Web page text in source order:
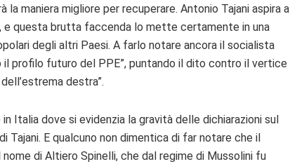
maniera migliore per recuperare. Antonio Tajani aspira a
e questa brutta faccenda lo mette certamente in una
degli altri Paesi. A farlo notare ancora il socialista
il profilo futuro del PPE”, puntando il dito contro il vertice
destra”.
Italia dove si evidenzia la gravità delle dichiarazioni sul
E qualcuno non dimentica di far notare che il
di Altiero Spinelli, che dal regime di Mussolini fu